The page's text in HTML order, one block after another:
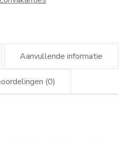
Aanvullende informatie
(0)